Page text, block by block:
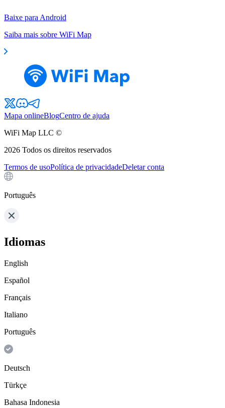
Baixe para Android
Saiba mais sobre WiFi Map
Mapa onlineBlogCentro de ajuda
WiFi Map LLC ©
2026 Todos os direitos reservados
Termos de usoPolítica de privacidadeDeletar conta
Português
Idiomas
English
Español
Français
Italiano
Português
Deutsch
Türkçe
Bahasa Indonesia